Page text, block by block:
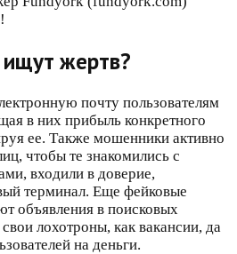
жертв?
почту пользователям
в них прибыль конкретного
ее. Также мошенники активно
чтобы те знакомились с
входили в доверие,
терминал. Еще фейковые
объявления в поисковых
лохотроны, как вакансии, да
на деньги.